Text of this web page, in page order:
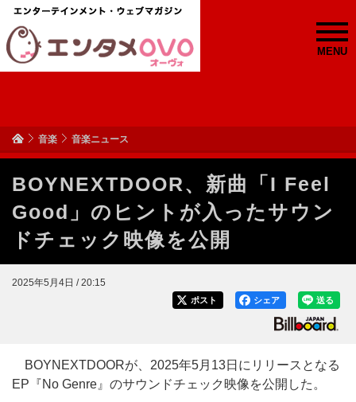
MENU
音楽 音楽ニュース
BOYNEXTDOOR、新曲「I Feel
Good」のヒントが入ったサウン
ドチェック映像を公開
2025年5月4日 / 20:15
送る
シェア
ポスト
BOYNEXTDOORが、2025年5月13日にリリースとなる
EP『No Genre』のサウンドチェック映像を公開した。